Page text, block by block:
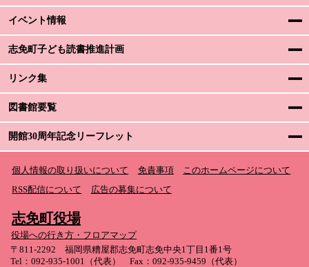
イベント情報
志免町子ども読書推進計画
リンク集
図書館要覧
開館30周年記念リーフレット
個人情報の取り扱いについて 免責事項
このホームページについて
RSS配信について
広告の募集について
志免町役場
役場への行き方・フロアマップ
〒811-2292 福岡県糟屋郡志免町志免中央1丁目1番1号
Tel：092-935-1001（代表） Fax：092-935-9459（代表）